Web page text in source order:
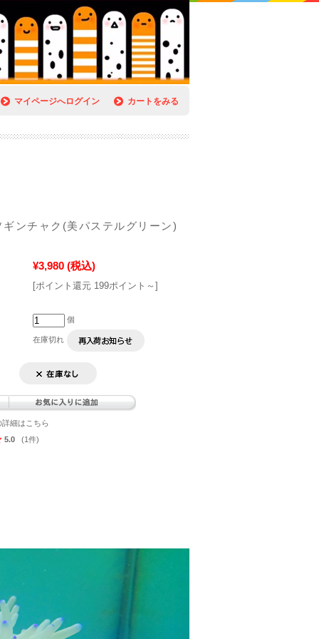
マイページへログイン カートをみる
ギンチャク(美パステルグリーン)
¥3,980 (税込)
[ポイント還元 199ポイント～]
個
在庫切れ
細はこちら
5.0
(1件)